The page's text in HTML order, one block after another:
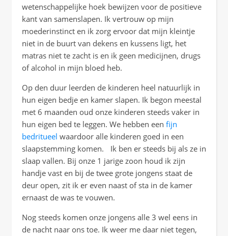
wetenschappelijke hoek bewijzen voor de positieve
kant van samenslapen. Ik vertrouw op mijn
moederinstinct en ik zorg ervoor dat mijn kleintje
niet in de buurt van dekens en kussens ligt, het
matras niet te zacht is en ik geen medicijnen, drugs
of alcohol in mijn bloed heb.
Op den duur leerden de kinderen heel natuurlijk in
hun eigen bedje en kamer slapen. Ik begon meestal
met 6 maanden oud onze kinderen steeds vaker in
hun eigen bed te leggen. We hebben een fijn
bedritueel waardoor alle kinderen goed in een
slaapstemming komen. Ik ben er steeds bij als ze in
slaap vallen. Bij onze 1 jarige zoon houd ik zijn
handje vast en bij de twee grote jongens staat de
deur open, zit ik er even naast of sta in de kamer
ernaast de was te vouwen.
Nog steeds komen onze jongens alle 3 wel eens in
de nacht naar ons toe. Ik weer me daar niet tegen,